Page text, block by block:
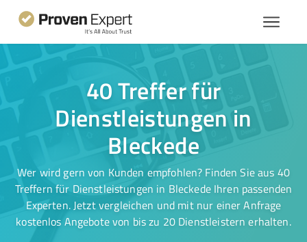
40 Treffer für
Dienstleistungen in
Bleckede
Wer wird gern von Kunden empfohlen? Finden Sie aus 40
Treffern für Dienstleistungen in Bleckede Ihren passenden
Experten. Jetzt vergleichen und mit nur einer Anfrage
kostenlos Angebote von bis zu 20 Dienstleistern erhalten.